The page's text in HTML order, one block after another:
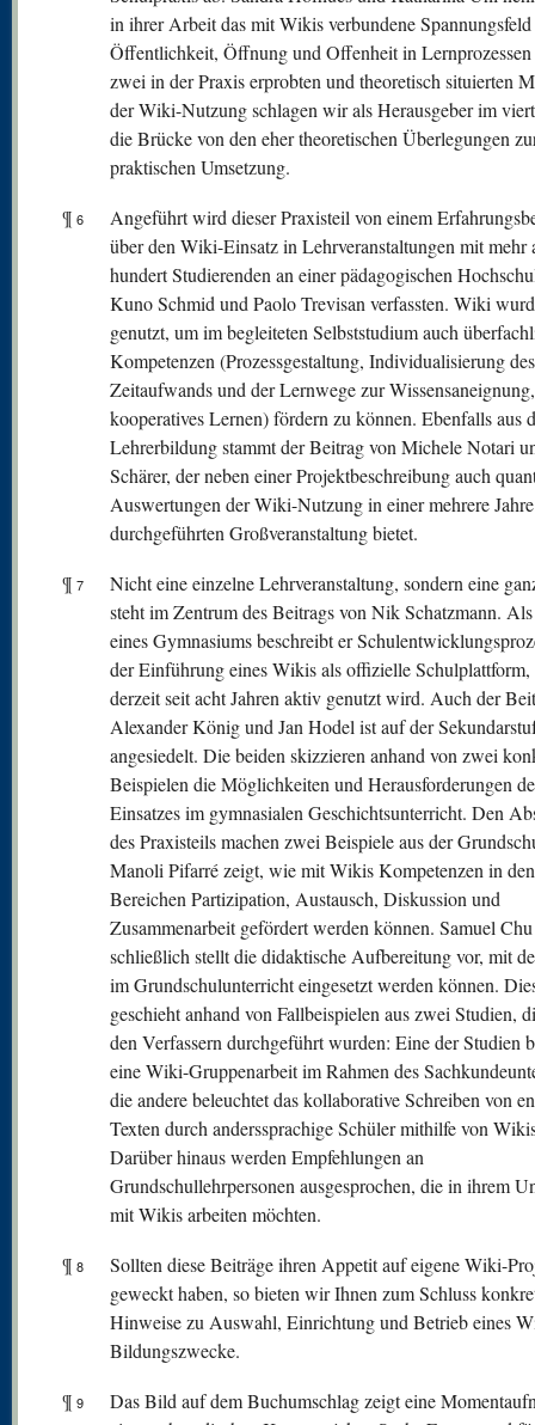
in ihrer Arbeit das mit Wikis verbundene
Öffentlichkeit, Öffnung und Offenheit in
zwei in der Praxis erprobten und theoretisch situierten
der Wiki-Nutzung schlagen wir als Herausgeber im
die Brücke von den eher theoretischen Überlegungen
praktischen Umsetzung.
¶ 6
Angeführt wird dieser Praxisteil von einem
über den Wiki-Einsatz in Lehrveranstaltungen mit mehr
hundert Studierenden an einer pädagogischen
Kuno Schmid und Paolo Trevisan verfassten. Wiki
genutzt, um im begleiteten Selbststudium auch
Kompetenzen (Prozessgestaltung, Individualisierung des
Zeitaufwands und der Lernwege zur Wissensaneignung,
kooperatives Lernen) fördern zu können. Ebenfalls aus
Lehrerbildung stammt der Beitrag von Michele Notari
Schärer, der neben einer Projektbeschreibung auch
Auswertungen der Wiki-Nutzung in einer mehrere Jahre
durchgeführten Großveranstaltung bietet.
¶ 7
Nicht eine einzelne Lehrveranstaltung, sondern eine
steht im Zentrum des Beitrags von Nik Schatzmann.
eines Gymnasiums beschreibt er
der Einführung eines Wikis als offizielle Schulplattform,
derzeit seit acht Jahren aktiv genutzt wird. Auch der
Alexander König und Jan Hodel ist auf der
angesiedelt. Die beiden skizzieren anhand von zwei
Beispielen die Möglichkeiten und Herausforderungen
Einsatzes im gymnasialen Geschichtsunterricht. Den
des Praxisteils machen zwei Beispiele aus der
Manoli Pifarré zeigt, wie mit Wikis Kompetenzen in den
Bereichen Partizipation, Austausch, Diskussion und
Zusammenarbeit gefördert werden können. Samuel Chu
schließlich stellt die didaktische Aufbereitung vor, mit
im Grundschulunterricht eingesetzt werden können.
geschieht anhand von Fallbeispielen aus zwei Studien,
den Verfassern durchgeführt wurden: Eine der Studien
eine Wiki-Gruppenarbeit im Rahmen des
die andere beleuchtet das kollaborative Schreiben von
Texten durch anderssprachige Schüler mithilfe von
Darüber hinaus werden Empfehlungen an
Grundschullehrpersonen ausgesprochen, die in ihrem
mit Wikis arbeiten möchten.
¶ 8
Sollten diese Beiträge ihren Appetit auf eigene Wiki-
geweckt haben, so bieten wir Ihnen zum Schluss
Hinweise zu Auswahl, Einrichtung und Betrieb eines
Bildungszwecke.
¶ 9
Das Bild auf dem Buchumschlag zeigt eine